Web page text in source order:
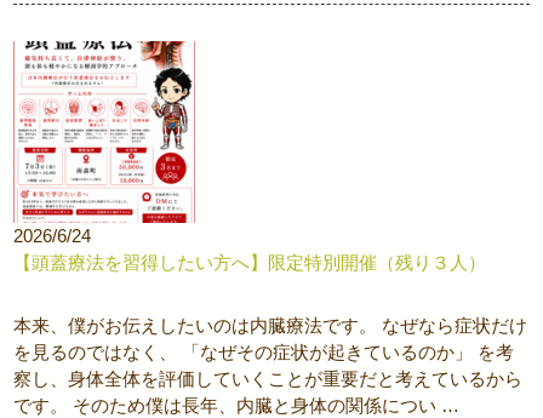
2026/6/24
【頭蓋療法を習得したい方へ】限定特別開催（残り３人）
本来、僕がお伝えしたいのは内臓療法です。 なぜなら症状だけ
を見るのではなく、 「なぜその症状が起きているのか」 を考
察し、身体全体を評価していくことが重要だと考えているから
です。 そのため僕は長年、内臓と身体の関係につい …